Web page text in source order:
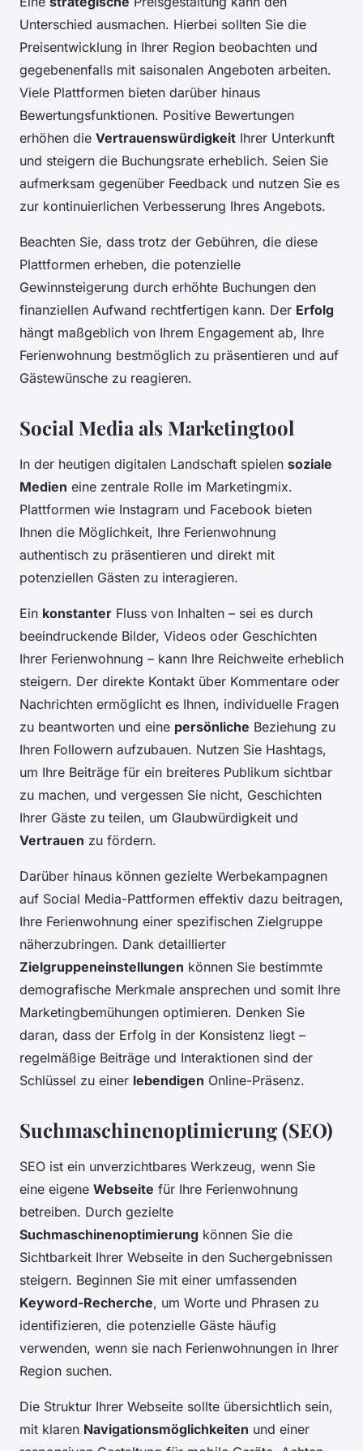
Unterschied ausmachen. Hierbei sollten Sie die
Preisentwicklung in Ihrer Region beobachten und
gegebenenfalls mit saisonalen Angeboten arbeiten.
Viele Plattformen bieten darüber hinaus
Bewertungsfunktionen. Positive Bewertungen
erhöhen die Vertrauenswürdigkeit Ihrer Unterkunft
und steigern die Buchungsrate erheblich. Seien Sie
aufmerksam gegenüber Feedback und nutzen Sie es
zur kontinuierlichen Verbesserung Ihres Angebots.
Beachten Sie, dass trotz der Gebühren, die diese
Plattformen erheben, die potenzielle
Gewinnsteigerung durch erhöhte Buchungen den
finanziellen Aufwand rechtfertigen kann. Der Erfolg
hängt maßgeblich von Ihrem Engagement ab, Ihre
Ferienwohnung bestmöglich zu präsentieren und auf
Gästewünsche zu reagieren.
Social Media als Marketingtool
In der heutigen digitalen Landschaft spielen soziale
Medien eine zentrale Rolle im Marketingmix.
Plattformen wie Instagram und Facebook bieten
Ihnen die Möglichkeit, Ihre Ferienwohnung
authentisch zu präsentieren und direkt mit
potenziellen Gästen zu interagieren.
Ein konstanter Fluss von Inhalten – sei es durch
beeindruckende Bilder, Videos oder Geschichten
Ihrer Ferienwohnung – kann Ihre Reichweite erheblich
steigern. Der direkte Kontakt über Kommentare oder
Nachrichten ermöglicht es Ihnen, individuelle Fragen
zu beantworten und eine persönliche Beziehung zu
Ihren Followern aufzubauen. Nutzen Sie Hashtags,
um Ihre Beiträge für ein breiteres Publikum sichtbar
zu machen, und vergessen Sie nicht, Geschichten
Ihrer Gäste zu teilen, um Glaubwürdigkeit und
Vertrauen zu fördern.
Darüber hinaus können gezielte Werbekampagnen
auf Social Media-Pattformen effektiv dazu beitragen,
Ihre Ferienwohnung einer spezifischen Zielgruppe
näherzubringen. Dank detaillierter
Zielgruppeneinstellungen können Sie bestimmte
demografische Merkmale ansprechen und somit Ihre
Marketingbemühungen optimieren. Denken Sie
daran, dass der Erfolg in der Konsistenz liegt –
regelmäßige Beiträge und Interaktionen sind der
Schlüssel zu einer lebendigen Online-Präsenz.
Suchmaschinenoptimierung (SEO)
SEO ist ein unverzichtbares Werkzeug, wenn Sie
eine eigene Webseite für Ihre Ferienwohnung
betreiben. Durch gezielte
Suchmaschinenoptimierung können Sie die
Sichtbarkeit Ihrer Webseite in den Suchergebnissen
steigern. Beginnen Sie mit einer umfassenden
Keyword-Recherche, um Worte und Phrasen zu
identifizieren, die potenzielle Gäste häufig
verwenden, wenn sie nach Ferienwohnungen in Ihrer
Region suchen.
Die Struktur Ihrer Webseite sollte übersichtlich sein,
mit klaren Navigationsmöglichkeiten und einer